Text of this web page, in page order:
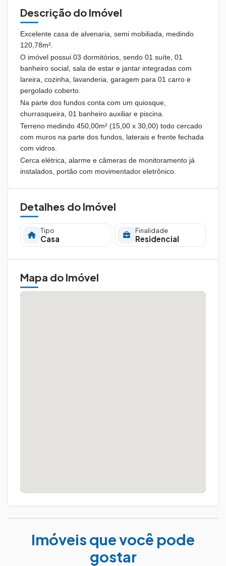
Descrição do Imóvel
Excelente casa de alvenaria, semi mobiliada, medindo
120,78m².
O imóvel possui 03 dormitórios, sendo 01 suíte, 01
banheiro social, sala de estar e jantar integradas com
lareira, cozinha, lavanderia, garagem para 01 carro e
pergolado coberto.
Na parte dos fundos conta com um quiosque,
churrasqueira, 01 banheiro auxiliar e piscina.
Terreno medindo 450,00m² (15,00 x 30,00) todo cercado
com muros na parte dos fundos, laterais e frente fechada
com vidros.
Cerca elétrica, alarme e câmeras de monitoramento já
instalados, portão com movimentador eletrônico.
Detalhes do Imóvel
Tipo
Casa
Finalidade
Residencial
Mapa do Imóvel
Imóveis que você pode
gostar